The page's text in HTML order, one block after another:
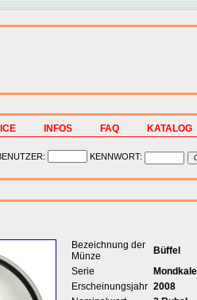
INFOS FAQ KATALOG
KENNWORT:
Bezeichnung der
Münze
Büffel
Serie
Erscheinungsjahr 2008